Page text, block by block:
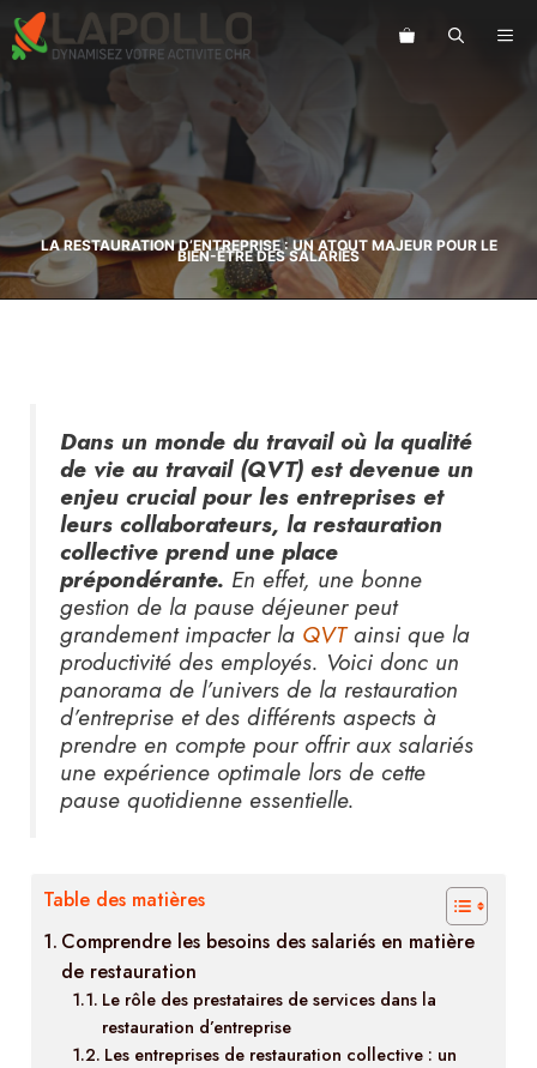
Aller
au
contenu
LA RESTAURATION D’ENTREPRISE : UN ATOUT MAJEUR POUR LE
BIEN-ÊTRE DES SALARIÉS
Dans un monde du travail où la qualité
de vie au travail (QVT) est devenue un
enjeu crucial pour les entreprises et
leurs collaborateurs, la restauration
collective prend une place
prépondérante. En effet, une bonne
gestion de la pause déjeuner peut
grandement impacter la QVTainsi que la
productivité des employés. Voici donc un
panorama de l’univers de la restauration
d’entreprise et des différents aspects à
prendre en compte pour offrir aux salariés
une expérience optimale lors de cette
pause quotidienne essentielle.
Table des matières
Comprendre les besoins des salariés en matière
de restauration
Le rôle des prestataires de services dans la
restauration d’entreprise
Les entreprises de restauration collective : un